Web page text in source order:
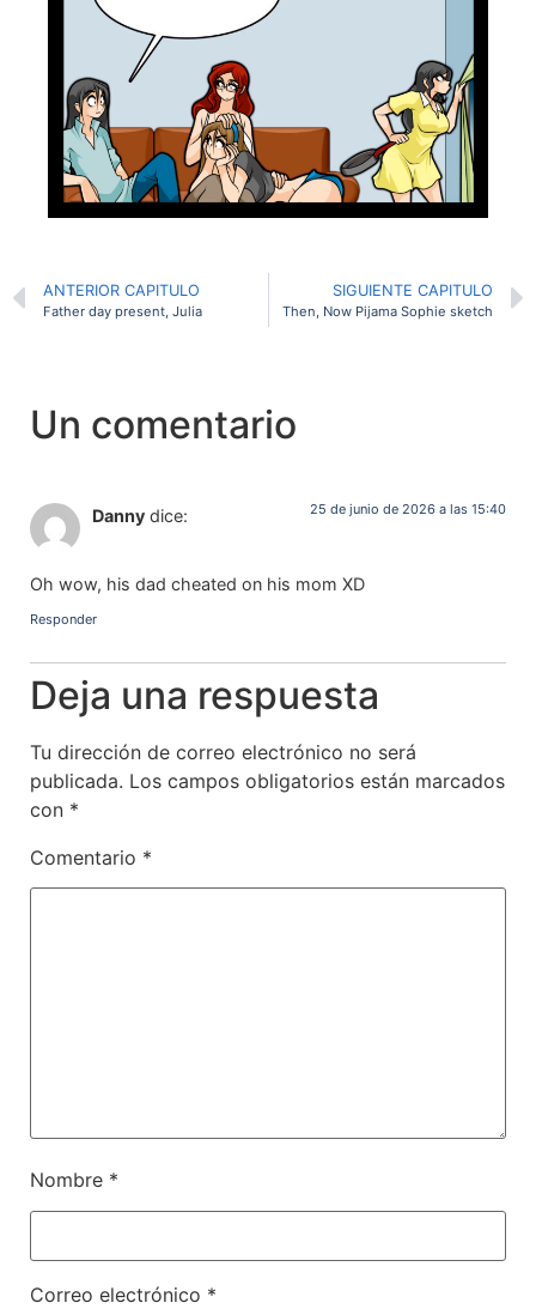
ANTERIOR CAPITULO
Father day present, Julia
SIGUIENTE CAPITULO
Then, Now Pijama Sophie sketch
Un comentario
Danny dice: 25 de junio de 2026 a las 15:40
Oh wow, his dad cheated on his mom XD
Responder
Deja una respuesta
Tu dirección de correo electrónico no será
publicada. Los campos obligatorios están marcados
con *
Comentario *
Nombre *
Correo electrónico *